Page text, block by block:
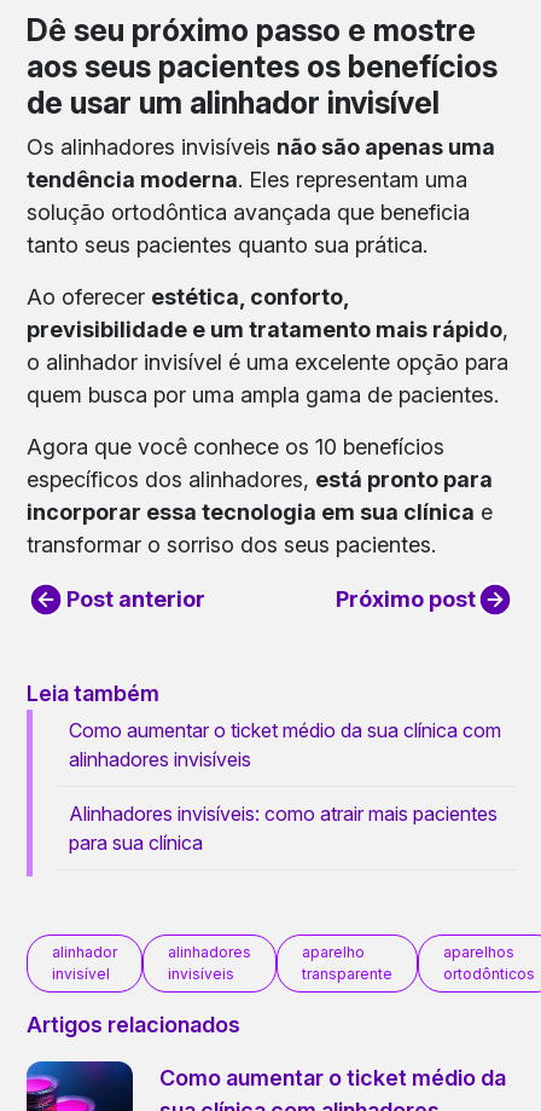
Dê seu próximo passo e mostre
aos seus pacientes os benefícios
de usar um alinhador invisível
Os alinhadores invisíveis não são apenas uma
tendência moderna. Eles representam uma
solução ortodôntica avançada que beneficia
tanto seus pacientes quanto sua prática.
Ao oferecer estética, conforto,
previsibilidade e um tratamento mais rápido,
o alinhador invisível é uma excelente opção para
quem busca por uma ampla gama de pacientes.
Agora que você conhece os 10 benefícios
específicos dos alinhadores, está pronto para
incorporar essa tecnologia em sua clínica e
transformar o sorriso dos seus pacientes.
Post anterior Próximo post
Leia também
Como aumentar o ticket médio da sua clínica com
alinhadores invisíveis
Alinhadores invisíveis: como atrair mais pacientes
para sua clínica
alinhador
invisível
alinhadores
invisíveis
aparelho
transparente
aparelhos
ortodônticos
Artigos relacionados
Como aumentar o ticket médio da